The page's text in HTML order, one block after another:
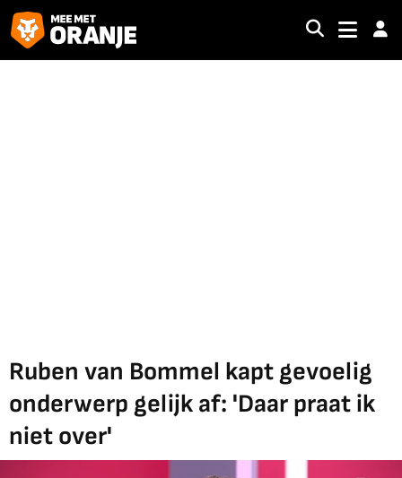
Ruben van Bommel kapt gevoelig
onderwerp gelijk af: 'Daar praat ik
niet over'